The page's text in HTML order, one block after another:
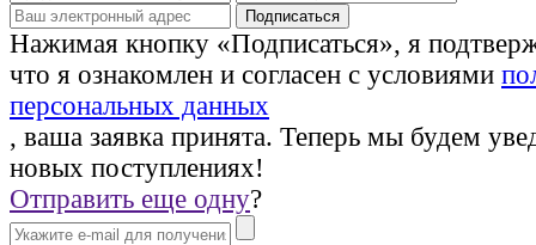
Нажимая кнопку «Подписаться», я
что я ознакомлен и согласен с условиями
персональных данных
, ваша заявка принята. Теперь мы будем
новых поступлениях!
Отправить еще одну?